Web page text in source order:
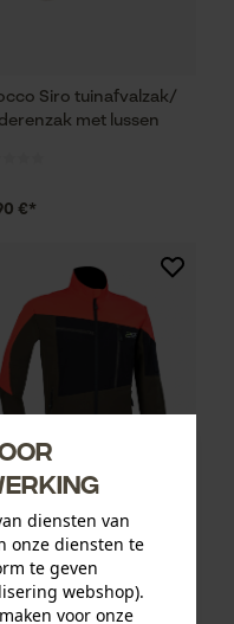
Siro tuinafvalzak/
met lussen
€*
functionele jas X-treme
rood/groen
diensten van
onze diensten te
te geven
webshop).
voor onze